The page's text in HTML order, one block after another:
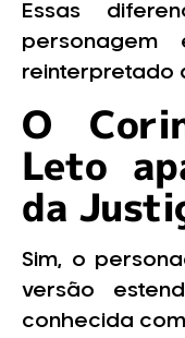
Essas
reinterpretado
O
Leto
da
Sim, o
versão
conhecida